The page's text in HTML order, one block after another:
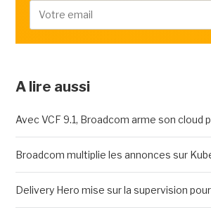
A lire aussi
Avec VCF 9.1, Broadcom arme son cloud
Broadcom multiplie les annonces sur
Delivery Hero mise sur la supervision